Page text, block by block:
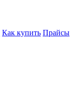
Как купить Прайсы